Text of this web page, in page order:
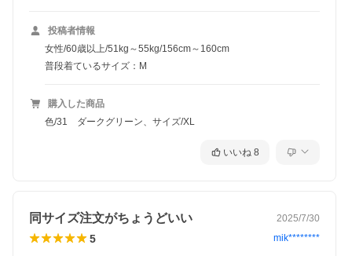
投稿者情報
女性/60歳以上/51kg～55kg/156cm～160cm
普段着ているサイズ：M
購入した商品
色/31 ダークグリーン、サイズ/XL
いいね 8
同サイズ注文がちょうどいい 2025/7/30
5 mik********